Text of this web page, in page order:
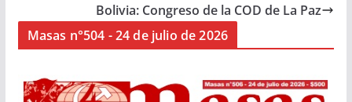
Bolivia: Congreso de la COD de La Paz
Masas n°504 - 24 de julio de 2026